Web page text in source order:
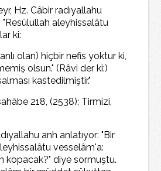
Hz. Câbir radıyallahu
aleyhissalâtu
ki:
olan) hiçbir nefis yoktur ki,
olsun." (Râvi der ki:)
kastedilmiştir."
218, (2538); Tirmizi,
anh anlatıyor: "Bir
vesselâm'a:
kopacak?" diye sormuştu.